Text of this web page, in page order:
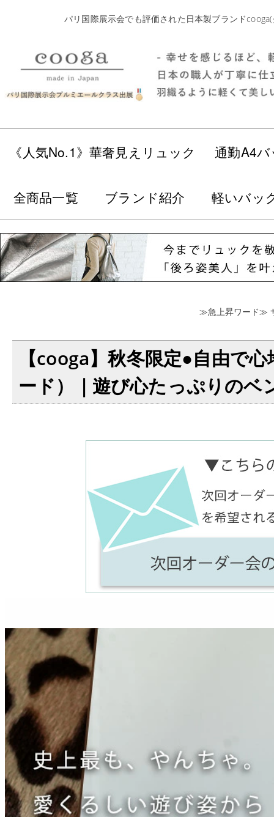
パリ国際展示会でも評価された日本製ブランド
《人気No.1》華奢見えリュック 通勤A4
全商品一覧 ブランド紹介 軽いバッ
≫急上昇ワード≫
【cooga】秋冬限定●自由で
ード）｜遊び心たっぷりのベ